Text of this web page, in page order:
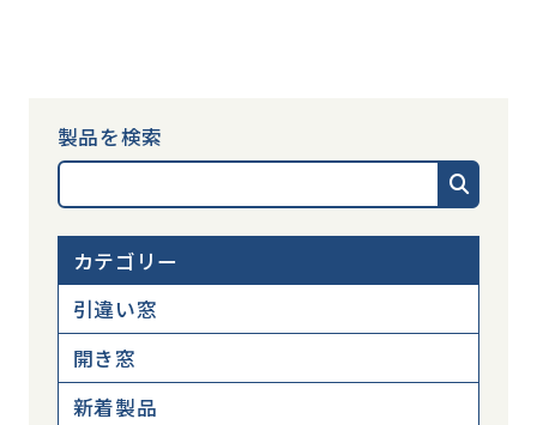
製品を検索
カテゴリー
引違い窓
開き窓
新着製品